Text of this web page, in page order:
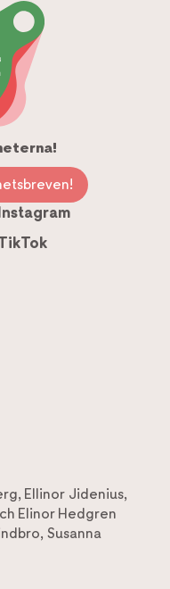
, Ellinor Jidenius,
Elinor Hedgren
, Susanna